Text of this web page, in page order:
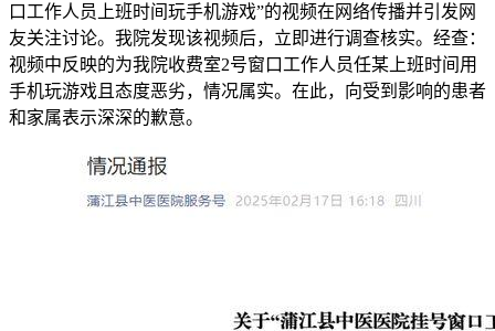
口工作人员上班时间玩手机游戏”的视频在网络传播并引发网
友关注讨论。我院发现该视频后，立即进行调查核实。经查：
视频中反映的为我院收费室2号窗口工作人员任某上班时间用
手机玩游戏且态度恶劣，情况属实。在此，向受到影响的患者
和家属表示深深的歉意。